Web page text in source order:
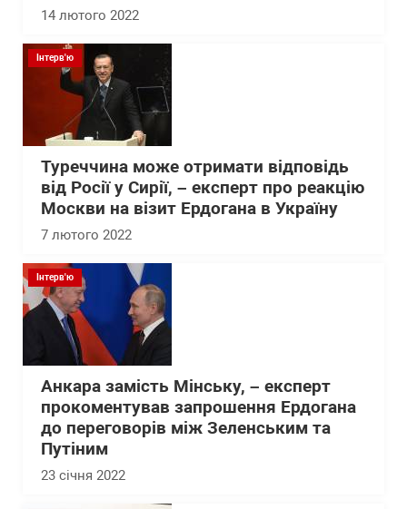
14 лютого 2022
Інтерв'ю
Туреччина може отримати відповідь
від Росії у Сирії, – експерт про реакцію
Москви на візит Ердогана в Україну
7 лютого 2022
Інтерв'ю
Анкара замість Мінську, – експерт
прокоментував запрошення Ердогана
до переговорів між Зеленським та
Путіним
23 січня 2022